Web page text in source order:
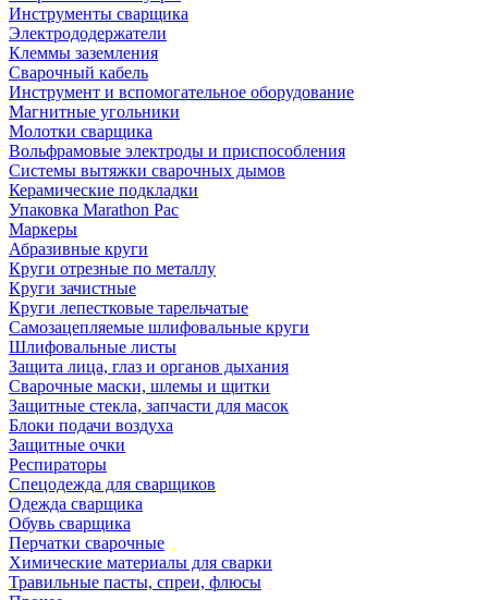
Инструменты сварщика
Электрододержатели
Клеммы заземления
Сварочный кабель
Инструмент и вспомогательное оборудование
Магнитные угольники
Молотки сварщика
Вольфрамовые электроды и приспособления
Системы вытяжки сварочных дымов
Керамические подкладки
Упаковка Marathon Pac
Маркеры
Абразивные круги
Круги отрезные по металлу
Круги зачистные
Круги лепестковые тарельчатые
Самозацепляемые шлифовальные круги
Шлифовальные листы
Защита лица, глаз и органов дыхания
Сварочные маски, шлемы и щитки
Защитные стекла, запчасти для масок
Блоки подачи воздуха
Защитные очки
Респираторы
Спецодежда для сварщиков
Одежда сварщика
Обувь сварщика
Перчатки сварочные
Химические материалы для сварки
Травильные пасты, спреи, флюсы